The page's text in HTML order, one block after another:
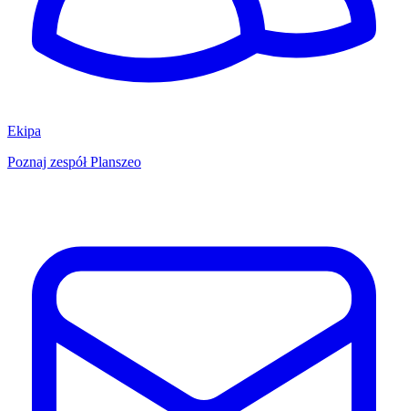
Ekipa
Poznaj zespół Planszeo